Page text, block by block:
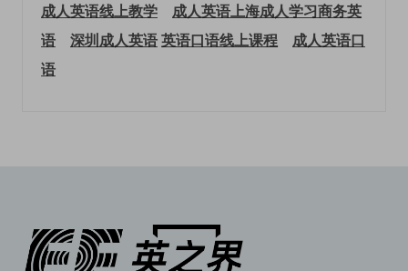
成人英语线上教学
成人英语上海成人学习商务英
语
深圳成人英语英语口语线上课程
成人英语口
语